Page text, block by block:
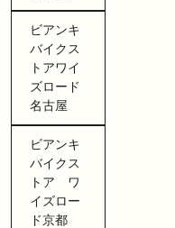
ビアンキ
バイクス
トアワイ
ズロード
名古屋
ビアンキ
バイクス
トア ワ
イズロー
ド京都